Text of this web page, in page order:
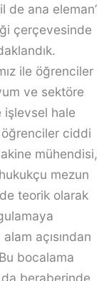
de ana eleman’
çerçevesinde
ile öğrenciler
ve sektöre
işlevsel hale
ciddi
mühendisi,
mezun
teorik olarak
açısından
bocalama
da beraberinde